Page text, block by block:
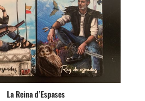
La Reina d’Espases